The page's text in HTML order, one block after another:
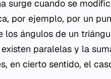
surge cuando se
por ejemplo, por un
los ángulos de un
paralelas y la
en cierto sentido, el